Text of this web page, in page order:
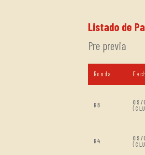
Listado de
Pre previa
Ronda
R8
09/
R4
09/